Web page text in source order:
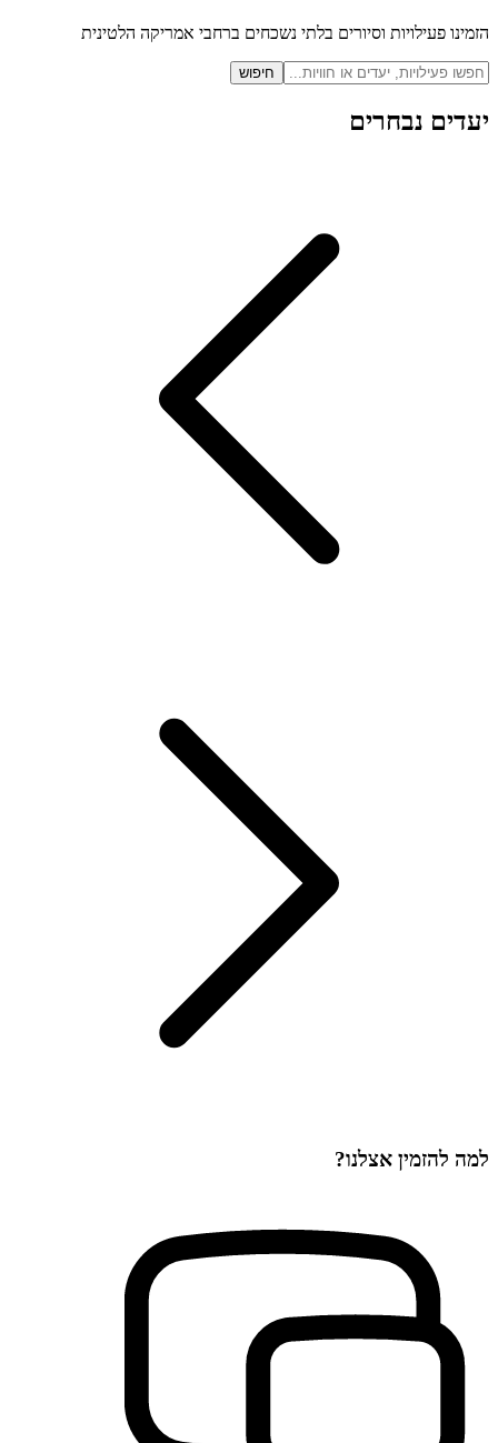
הזמינו פעילויות וסיורים בלתי נשכחים ברחבי אמריקה הלטינית
חיפוש
יעדים נבחרים
למה להזמין אצלנו?